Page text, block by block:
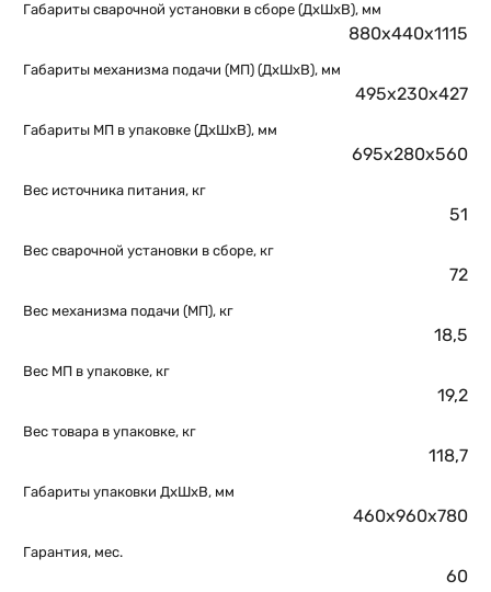
Габариты сварочной установки в сборе (ДхШхВ), мм
880х440х1115
Габариты механизма подачи (МП) (ДхШхВ), мм
495х230х427
Габариты МП в упаковке (ДхШхВ), мм
695х280х560
Вес источника питания, кг
51
Вес сварочной установки в сборе, кг
72
Вес механизма подачи (МП), кг
18,5
Вес МП в упаковке, кг
19,2
Вес товара в упаковке, кг
118,7
Габариты упаковки ДхШхВ, мм
460x960x780
Гарантия, мес.
60